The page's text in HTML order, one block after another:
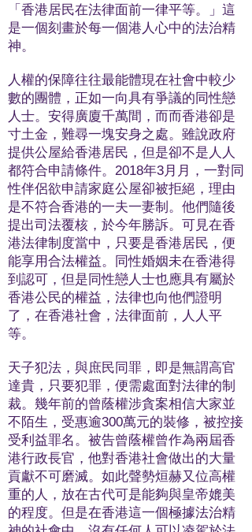
「香港居民在法律面前一律平等。」這
是一個刻畫於每一個港人心中的法治精
神。​
人權的保障往往最能體現在社會中較少
數的團體，正如一向具有爭議的同性戀
人士。安得廣廈千萬間，⽽而香港卻是
寸土金，難尋一塊安身之處。雖說政府
提供公屋給香港居民，但是卻不是人人
都符合申請條件。2018年3⽉月，一對同
性伴侶欲申請家庭公屋卻被拒絕，理由
是不符合香港的一夫一妻制。他們隨後
提出司法覆核，於今年勝訴。可見在香
港法律制度當中，只要是香港居民，便
能享用合法權益。同性婚姻未在香港得
到認可，但是同性戀人士也應具有屬於
香港公民的權益，法律也向他們證明
了，在香港社會，法律面前，人人平
等。
天子犯法，與庶民同罪，即是無謂高官
達貴，只要犯罪，便需處面對法律的制
裁。幾年前的曾蔭權涉貪案相信大家並
不陌生，受惠逾300萬元的裝修，被控接
受利益罪名。被告曾蔭權曾作為兩屆香
港行政長官，他對香港社會做出的大量
貢獻不可磨滅。如此聲勢烜赫又位高權
重的人，放在古代可是能夠與皇帝媲美
的程度。但是在香港這一個極據法治精